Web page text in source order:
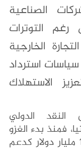
الصناعية
التوترات
التجارة الخارجية
استرداد
الاستهلاك
النقد الدولي
فمنذ بدء الغزو
الشامل، تلقت أوكرانيا أكثر من 12.8 مليار دولار كدعم